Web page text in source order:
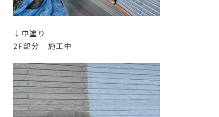
↓中塗り
2F部分 施工中